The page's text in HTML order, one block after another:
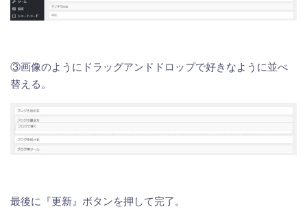
③画像のようにドラッグアンドドロップで好きなように並べ
替える。
最後に『更新』ボタンを押して完了。